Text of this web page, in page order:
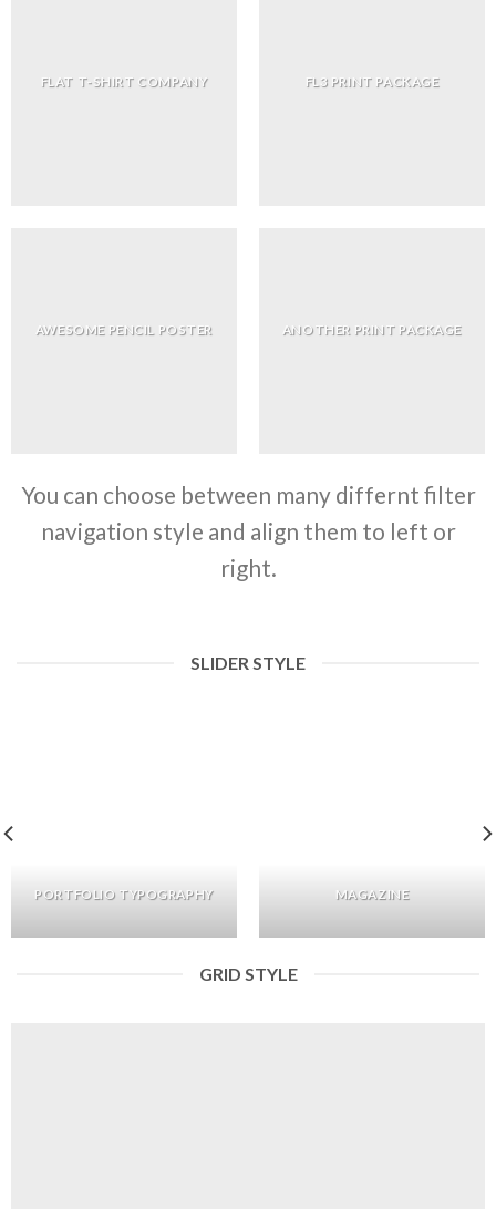
FLAT T-SHIRT COMPANY FL3 PRINT PACKAGE
AWESOME PENCIL POSTER ANOTHER PRINT PACKAGE
You can choose between many differnt filter
navigation style and align them to left or
right.
SLIDER STYLE
PORTFOLIO TYPOGRAPHY MAGAZINE
GRID STYLE